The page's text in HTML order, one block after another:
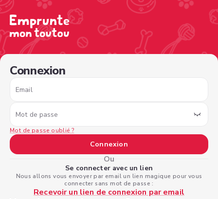
Connexion
Email
Mot de passe
Mot de passe oublié ?
Connexion
Ou
Se connecter avec un lien
Nous allons vous envoyer par email un lien magique pour vous
connecter sans mot de passe :
Recevoir un lien de connexion par email
/sign-in?nextPage=%2Fview-profile%2F8854d45b-4656-